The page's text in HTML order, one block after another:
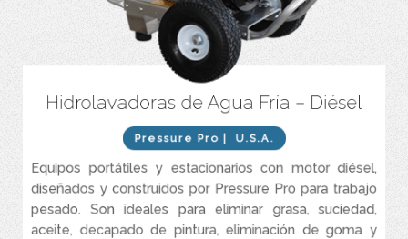
Hidrolavadoras de Agua Fría – Diésel
Pressure Pro| U.S.A.
Equipos portátiles y estacionarios con motor diésel,
diseñados y construidos por Pressure Pro para trabajo
pesado. Son ideales para eliminar grasa, suciedad,
aceite, decapado de pintura, eliminación de goma y
Motor diésel.
Caudales entres 4 y 8 GPM.
Presiones entre 3.200 y 5.000 PSI.